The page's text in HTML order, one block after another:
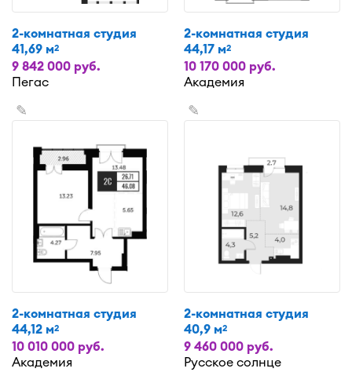
2-комнатная студия
41,69 м2
9 842 000 руб.
Пегас
2-комнатная студия
44,17 м2
10 170 000 руб.
Академия
✎
2-комнатная студия
44,12 м2
10 010 000 руб.
Академия
✎
2-комнатная студия
40,9 м2
9 460 000 руб.
Русское солнце